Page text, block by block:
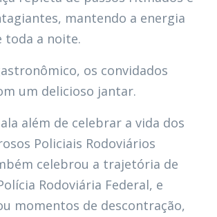
mantendo a energia
toda a noite.
os convidados
um delicioso jantar.
além de celebrar a vida dos
Policiais Rodoviários
celebrou a trajetória de
Rodoviária Federal, e
momentos de descontração,